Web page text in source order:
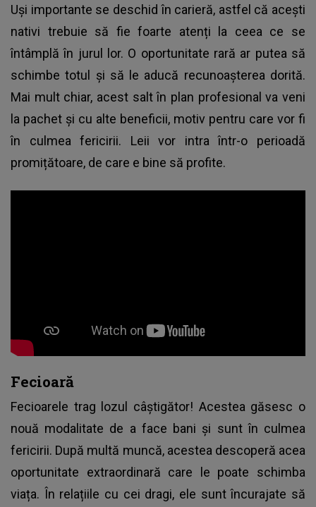
Uși importante se deschid în carieră, astfel că acești
nativi trebuie să fie foarte atenți la ceea ce se
întâmplă în jurul lor. O oportunitate rară ar putea să
schimbe totul și să le aducă recunoașterea dorită.
Mai mult chiar, acest salt în plan profesional va veni
la pachet și cu alte beneficii, motiv pentru care vor fi
în culmea fericirii. Leii vor intra într-o perioadă
promițătoare, de care e bine să profite.
Fecioară
Fecioarele trag lozul câștigător! Acestea găsesc o
nouă modalitate de a face bani și sunt în culmea
fericirii. După multă muncă, acestea descoperă acea
oportunitate extraordinară care le poate schimba
viața. În relațiile cu cei dragi, ele sunt încurajate să